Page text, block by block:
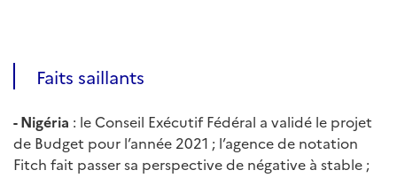
Faits saillants
- Nigéria : le Conseil Exécutif Fédéral a validé le projet
de Budget pour l’année 2021 ; l’agence de notation
Fitch fait passer sa perspective de négative à stable ;